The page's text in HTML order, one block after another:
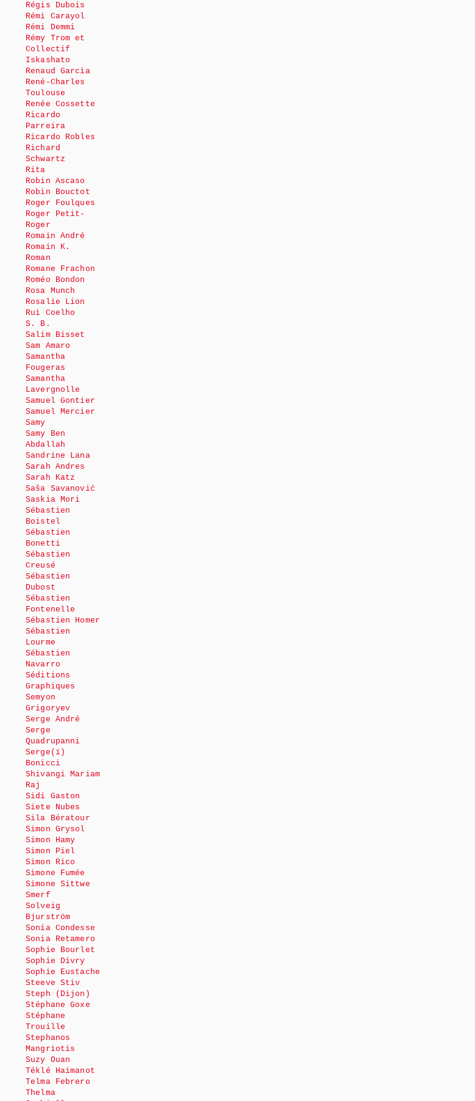
Régis Dubois
Rémi Carayol
Rémi Demmi
Rémy Trom et
Collectif
Iskashato
Renaud Garcia
René-Charles
Toulouse
Renée Cossette
Ricardo
Parreira
Ricardo Robles
Richard
Schwartz
Rita
Robin Ascaso
Robin Bouctot
Roger Foulques
Roger Petit-
Roger
Romain André
Romain K.
Roman
Romane Frachon
Roméo Bondon
Rosa Munch
Rosalie Lion
Rui Coelho
S. B.
Salim Bisset
Sam Amaro
Samantha
Fougeras
Samantha
Lavergnolle
Samuel Gontier
Samuel Mercier
Samy
Samy Ben
Abdallah
Sandrine Lana
Sarah Andres
Sarah Katz
Saša Savanović
Saskia Mori
Sébastien
Boistel
Sébastien
Bonetti
Sébastien
Creusé
Sébastien
Dubost
Sébastien
Fontenelle
Sébastien Homer
Sébastien
Lourme
Sébastien
Navarro
Séditions
Graphiques
Semyon
Grigoryev
Serge André
Serge
Quadrupanni
Serge(ï)
Bonicci
Shivangi Mariam
Raj
Sidi Gaston
Siete Nubes
Sila Bératour
Simon Grysol
Simon Hamy
Simon Piel
Simon Rico
Simone Fumée
Simone Sittwe
Smerf
Solveig
Bjurström
Sonia Condesse
Sonia Retamero
Sophie Bourlet
Sophie Divry
Sophie Eustache
Steeve Stiv
Steph (Dijon)
Stéphane Goxe
Stéphane
Trouille
Stephanos
Mangriotis
Suzy Ouan
Téklé Haimanot
Telma Febrero
Thelma